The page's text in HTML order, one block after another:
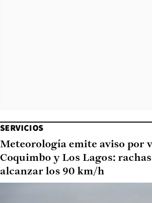
SERVICIOS
Meteorología emite aviso por
Coquimbo y Los Lagos:
alcanzar los 90 km/h